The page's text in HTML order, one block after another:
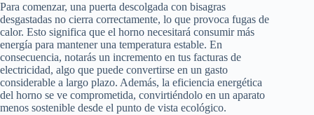
Para comenzar, una puerta descolgada con bisagras
desgastadas no cierra correctamente, lo que provoca fugas de
calor. Esto significa que el horno necesitará consumir más
energía para mantener una temperatura estable. En
consecuencia, notarás un incremento en tus facturas de
electricidad, algo que puede convertirse en un gasto
considerable a largo plazo. Además, la eficiencia energética
del horno se ve comprometida, convirtiéndolo en un aparato
menos sostenible desde el punto de vista ecológico.